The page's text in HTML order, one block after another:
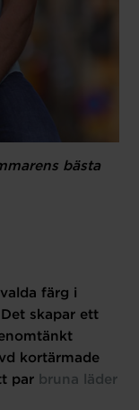
bästa
färg i
skapar ett
kortärmade
par
bruna läder